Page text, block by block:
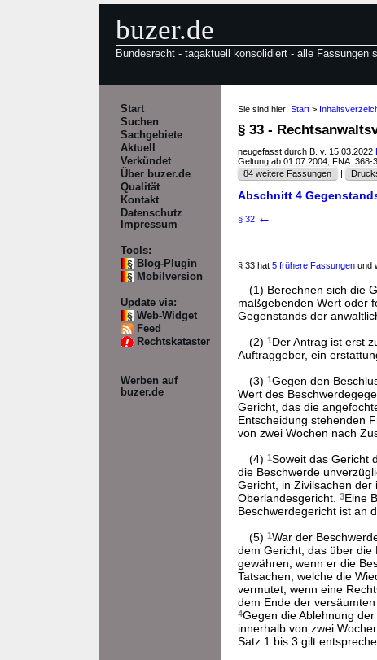
buzer.de
Bundesrecht - tagaktuell konsolidiert - alle Fassungen
Start
Suchen
Sachgebiete
Aktuell
Verkündet
Über buzer.de
Qualität
Kontakt
Datenschutz
Impressum
Tools:
Blog-Plugin
Mobilversion
Update via:
Web-Widget
Feed
Rechtskataster
Werben auf
buzer.de
Sie sind hier: Start >
§ 33 -
neugefasst durch B. v. 15.03.2022
Geltung ab 01.07.2004; FNA: 368-3
84 weitere Fassungen
|
Abschnitt 4
§ 32 ←
§ 33 hat 5 frühere Fassungen und
(1) Berechnen sich die
maßgebenden Wert oder
Gegenstands der
(2) 1Der Antrag ist erst
Auftraggeber, ein
(3) 1Gegen den
Wert des
Gericht, das die
Entscheidung stehenden
von zwei Wochen nach
(4) 1Soweit das Gericht
die Beschwerde
Gericht, in Zivilsachen der
Oberlandesgericht.
3Eine
Beschwerdegericht ist an
(5) 1War der
dem Gericht, das über die
gewähren, wenn er die
Tatsachen, welche die
vermutet, wenn eine
dem Ende der
4Gegen die Ablehnung
innerhalb von zwei
Satz 1 bis 3 gilt